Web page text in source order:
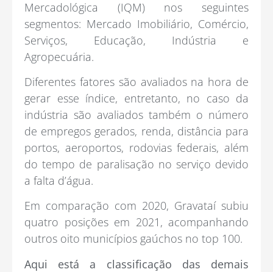
Mercadológica (IQM) nos seguintes
segmentos: Mercado Imobiliário, Comércio,
Serviços, Educação, Indústria e
Agropecuária.
Diferentes fatores são avaliados na hora de
gerar esse índice, entretanto, no caso da
indústria são avaliados também o número
de empregos gerados, renda, distância para
portos, aeroportos, rodovias federais, além
do tempo de paralisação no serviço devido
a falta d’água.
Em comparação com 2020, Gravataí subiu
quatro posições em 2021, acompanhando
outros oito municípios gaúchos no top 100.
Aqui está a classificação das demais